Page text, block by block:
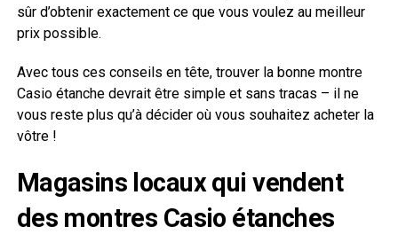
sûr d’obtenir exactement ce que vous voulez au meilleur
prix possible.
Avec tous ces conseils en tête, trouver la bonne montre
Casio étanche devrait être simple et sans tracas – il ne
vous reste plus qu’à décider où vous souhaitez acheter la
vôtre !
Magasins locaux qui vendent
des montres Casio étanches